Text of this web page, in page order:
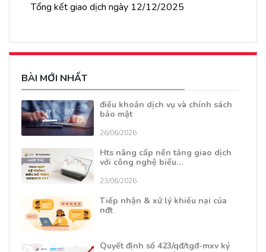
Tổng kết giao dịch ngày 12/12/2025
BÀI MỚI NHẤT
điều khoản dịch vụ và chính sách
bảo mật
26/06/2026
Hts nâng cấp nền tảng giao dịch
với công nghệ biểu…
23/06/2026
Tiếp nhận & xử lý khiếu nại của
nđt
Quyết định số 423/qđ/tgđ-mxv ký